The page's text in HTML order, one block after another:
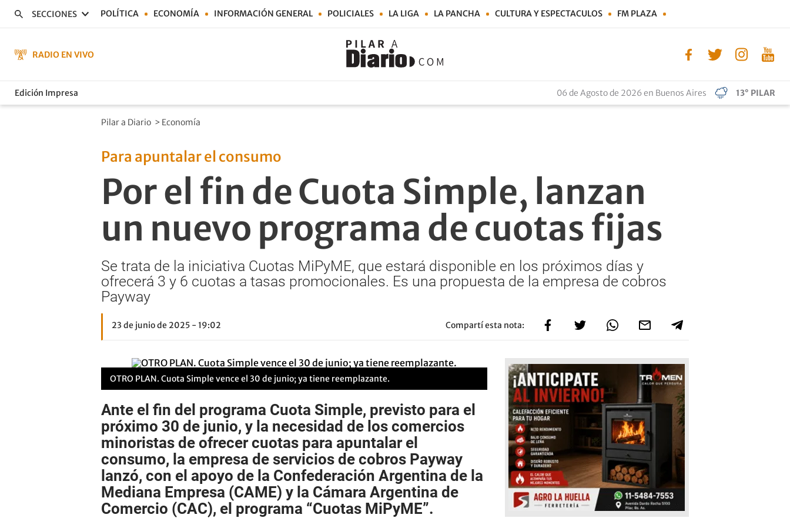
SECCIONES POLÍTICA ECONOMÍA INFORMACIÓN GENERAL POLICIALES LA LIGA LA PANCHA CULTURA Y ESPECTACULOS FM PLAZA
RADIO EN VIVO
Edición Impresa 06 de Agosto de 2026 en Buenos Aires 13° PILAR
Pilar a Diario > Economía
Para apuntalar el consumo
Por el fin de Cuota Simple, lanzan
un nuevo programa de cuotas fijas
Se trata de la iniciativa Cuotas MiPyME, que estará disponible en los próximos días y
ofrecerá 3 y 6 cuotas a tasas promocionales. Es una propuesta de la empresa de cobros
Payway
23 de junio de 2025 - 19:02 Compartí esta nota:
OTRO PLAN. Cuota Simple vence el 30 de junio; ya tiene reemplazante.
Ante el fin del programa Cuota Simple, previsto para el
próximo 30 de junio, y la necesidad de los comercios
minoristas de ofrecer cuotas para apuntalar el
consumo, la empresa de servicios de cobros Payway
lanzó, con el apoyo de la Confederación Argentina de la
Mediana Empresa (CAME) y la Cámara Argentina de
Comercio (CAC), el programa “Cuotas MiPyME”.